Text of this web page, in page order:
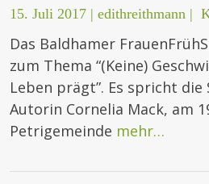
15. Juli 2017 | edithreithmann |
Das Baldhamer
zum Thema “(Keine)
Leben prägt”. Es spricht
Autorin Cornelia Mack, am
Petrigemeinde mehr…